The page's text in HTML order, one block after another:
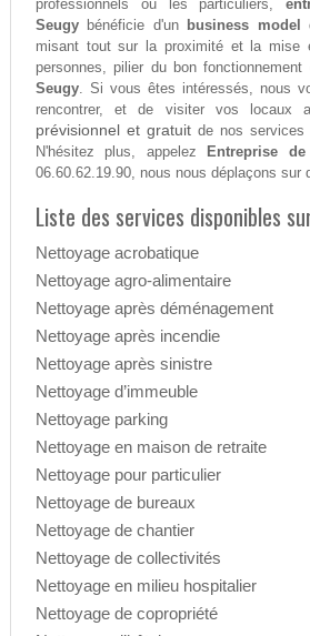
professionnels ou les particuliers,
Seugybénéficie d'un business model
misant tout sur la proximité et la mise
personnes, pilier du bon
Seugy. Si vous êtes intéressés, nous
rencontrer, et de visiter vos locaux
prévisionnel et gratuitde nos services
N'hésitez plus, appelez
Entreprise
06.60.62.19.90, nous nous déplaçons sur
Liste des services disponibles
Nettoyage acrobatique
Nettoyage agro-alimentaire
Nettoyage après déménagement
Nettoyage après incendie
Nettoyage après sinistre
Nettoyage d’immeuble
Nettoyage parking
Nettoyage en maison de retraite
Nettoyage pour particulier
Nettoyage de bureaux
Nettoyage de chantier
Nettoyage de collectivités
Nettoyage en milieu hospitalier
Nettoyage de copropriété